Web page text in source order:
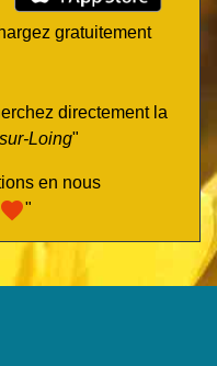
gratuitement
directement la
Loing"
en nous
favorite"